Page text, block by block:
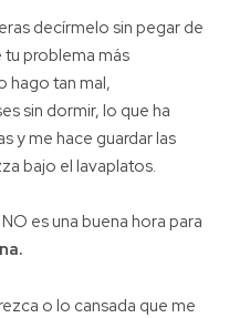
decírmelo sin pegar de
problema más
hago tan mal,
sin dormir, lo que ha
y me hace guardar las
bajo el lavaplatos.
es una buena hora para
o lo cansada que me